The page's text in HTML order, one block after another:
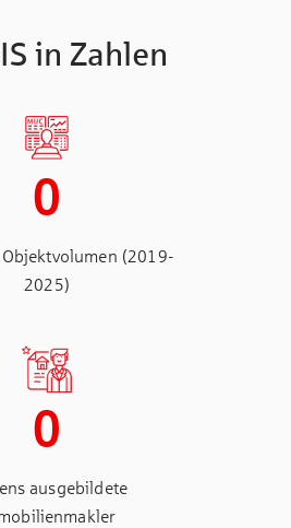
in Zahlen
0
(2019-
2025)
0
ausgebildete